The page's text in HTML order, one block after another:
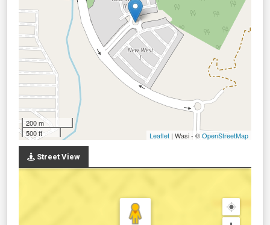
200 m
500 ft
Leaflet | Wasi - ©OpenStreetMap
Street View